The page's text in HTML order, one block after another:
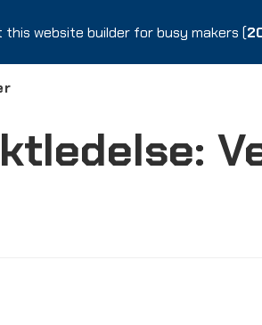
this website builder for busy makers (
this website builder for busy makers (